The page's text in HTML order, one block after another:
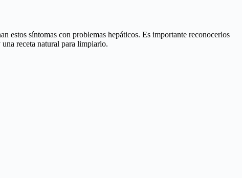
estos síntomas con problemas hepáticos. Es importante reconocerlos
receta natural para limpiarlo.